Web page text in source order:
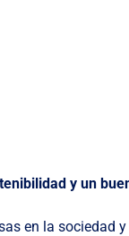
y un
en la sociedad